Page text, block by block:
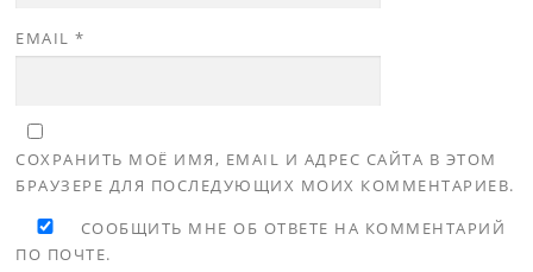
EMAIL*
СОХРАНИТЬ МОЁ ИМЯ, EMAIL И АДРЕС САЙТА В ЭТОМ
БРАУЗЕРЕ ДЛЯ ПОСЛЕДУЮЩИХ МОИХ КОММЕНТАРИЕВ.
СООБЩИТЬ МНЕ ОБ ОТВЕТЕ НА КОММЕНТАРИЙ
ПО ПОЧТЕ.